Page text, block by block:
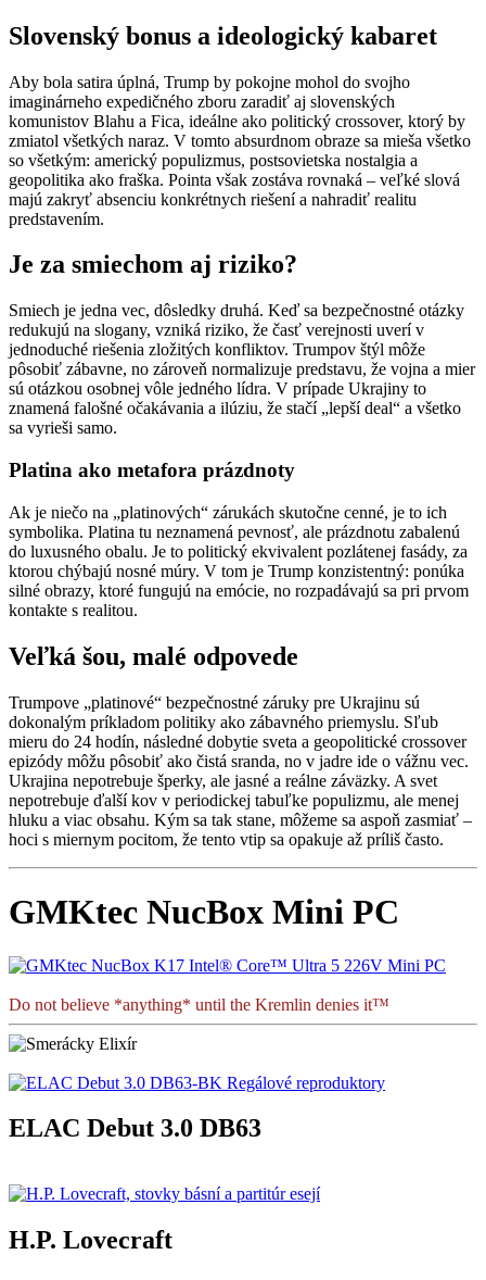
Slovenský bonus a ideologický kabaret
Aby bola satira úplná, Trump by pokojne mohol do svojho
imaginárneho expedičného zboru zaradiť aj slovenských
komunistov Blahu a Fica, ideálne ako politický crossover, ktorý by
zmiatol všetkých naraz. V tomto absurdnom obraze sa mieša všetko
so všetkým: americký populizmus, postsovietska nostalgia a
geopolitika ako fraška. Pointa však zostáva rovnaká – veľké slová
majú zakryť absenciu konkrétnych riešení a nahradiť realitu
predstavením.
Je za smiechom aj riziko?
Smiech je jedna vec, dôsledky druhá. Keď sa bezpečnostné otázky
redukujú na slogany, vzniká riziko, že časť verejnosti uverí v
jednoduché riešenia zložitých konfliktov. Trumpov štýl môže
pôsobiť zábavne, no zároveň normalizuje predstavu, že vojna a mier
sú otázkou osobnej vôle jedného lídra. V prípade Ukrajiny to
znamená falošné očakávania a ilúziu, že stačí „lepší deal“ a všetko
sa vyrieši samo.
Platina ako metafora prázdnoty
Ak je niečo na „platinových“ zárukách skutočne cenné, je to ich
symbolika. Platina tu neznamená pevnosť, ale prázdnotu zabalenú
do luxusného obalu. Je to politický ekvivalent pozlátenej fasády, za
ktorou chýbajú nosné múry. V tom je Trump konzistentný: ponúka
silné obrazy, ktoré fungujú na emócie, no rozpadávajú sa pri prvom
kontakte s realitou.
Veľká šou, malé odpovede
Trumpove „platinové“ bezpečnostné záruky pre Ukrajinu sú
dokonalým príkladom politiky ako zábavného priemyslu. Sľub
mieru do 24 hodín, následné dobytie sveta a geopolitické crossover
epizódy môžu pôsobiť ako čistá sranda, no v jadre ide o vážnu vec.
Ukrajina nepotrebuje šperky, ale jasné a reálne záväzky. A svet
nepotrebuje ďalší kov v periodickej tabuľke populizmu, ale menej
hluku a viac obsahu. Kým sa tak stane, môžeme sa aspoň zasmiať –
hoci s miernym pocitom, že tento vtip sa opakuje až príliš často.
GMKtec NucBox Mini PC
Do not believe *anything* until the Kremlin denies it™
ELAC Debut 3.0 DB63
H.P. Lovecraft